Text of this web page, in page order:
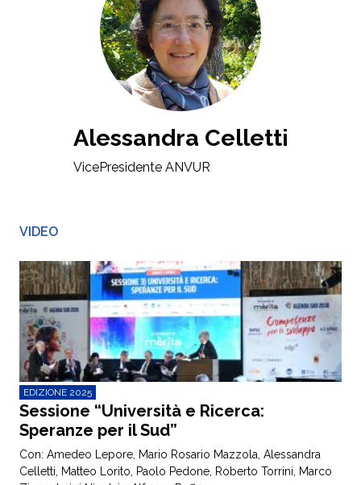
Alessandra Celletti
VicePresidente ANVUR
VIDEO
EDIZIONE 2025
Sessione “Università e Ricerca:
Speranze per il Sud”
Con: Amedeo Lepore, Mario Rosario Mazzola, Alessandra
Celletti, Matteo Lorito, Paolo Pedone, Roberto Torrini, Marco